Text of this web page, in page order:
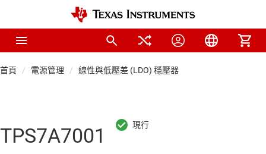
首頁 電源管理 線性與低壓差 (LDO) 穩壓器
TPS7A7001